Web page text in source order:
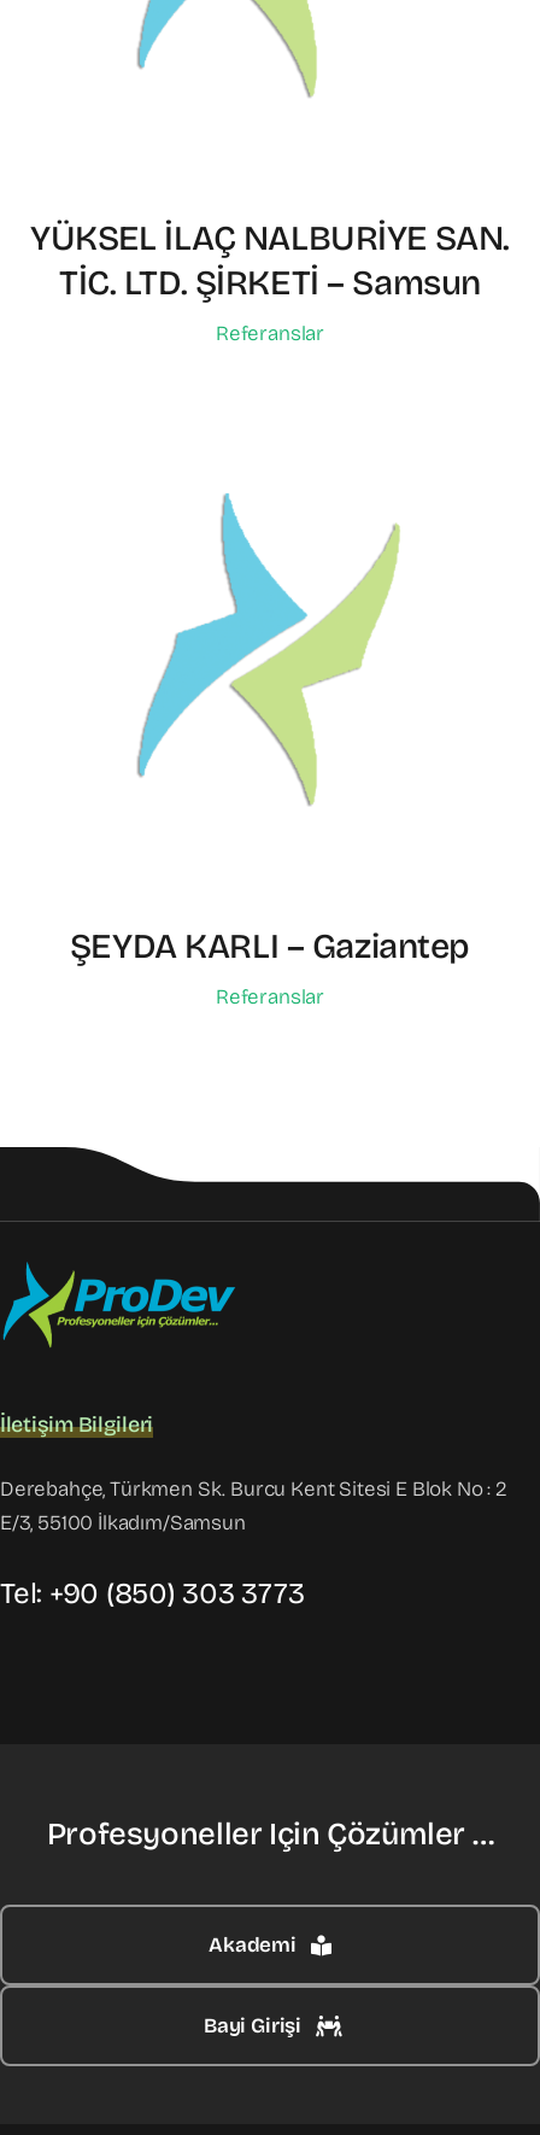
YÜKSEL İLAÇ NALBURİYE SAN.
TİC. LTD. ŞİRKETİ – Samsun
Referanslar
ŞEYDA KARLI – Gaziantep
Referanslar
İletişim Bilgileri
Derebahçe, Türkmen Sk. Burcu Kent Sitesi E Blok No : 2
E/3, 55100 İlkadım/Samsun
Tel: +90 (850) 303 3773
Profesyoneller Için Çözümler …
Akademi
Bayi Girişi